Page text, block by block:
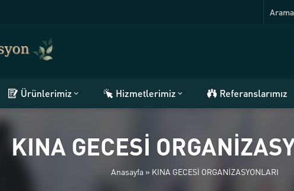
Ürünlerimiz Hizmetlerimiz Referanslarımız
KINA GECESİ
Anasayfa » KINA GECESİ ORGANİZASYONLARI